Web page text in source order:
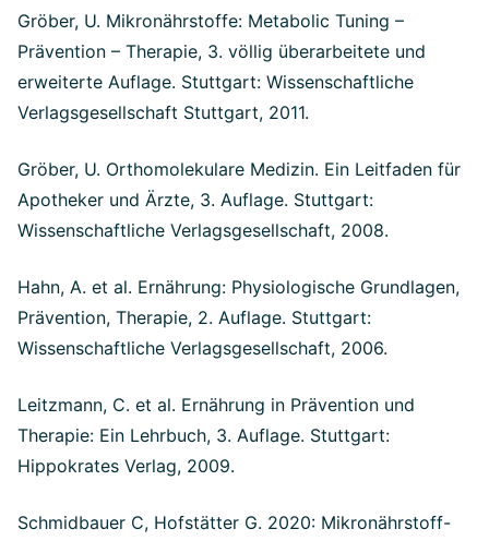
Gröber, U. Mikronährstoffe: Metabolic Tuning –
Prävention – Therapie, 3. völlig überarbeitete und
erweiterte Auflage. Stuttgart: Wissenschaftliche
Verlagsgesellschaft Stuttgart, 2011.
Gröber, U. Orthomolekulare Medizin. Ein Leitfaden für
Apotheker und Ärzte, 3. Auflage. Stuttgart:
Wissenschaftliche Verlagsgesellschaft, 2008.
Hahn, A. et al. Ernährung: Physiologische Grundlagen,
Prävention, Therapie, 2. Auflage. Stuttgart:
Wissenschaftliche Verlagsgesellschaft, 2006.
Leitzmann, C. et al. Ernährung in Prävention und
Therapie: Ein Lehrbuch, 3. Auflage. Stuttgart:
Hippokrates Verlag, 2009.
Schmidbauer C, Hofstätter G. 2020: Mikronährstoff-